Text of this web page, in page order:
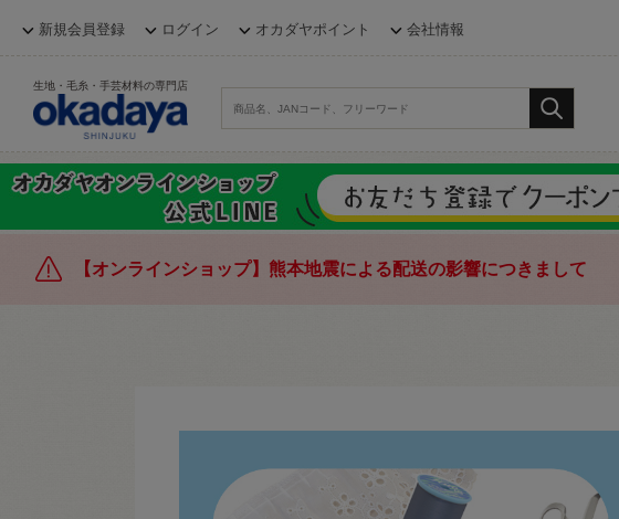
新規会員登録 ログイン オカダヤポイント 会社情報
生地・毛糸・手芸材料の専門店
【オンラインショップ】熊本地震による配送の影響につきまして